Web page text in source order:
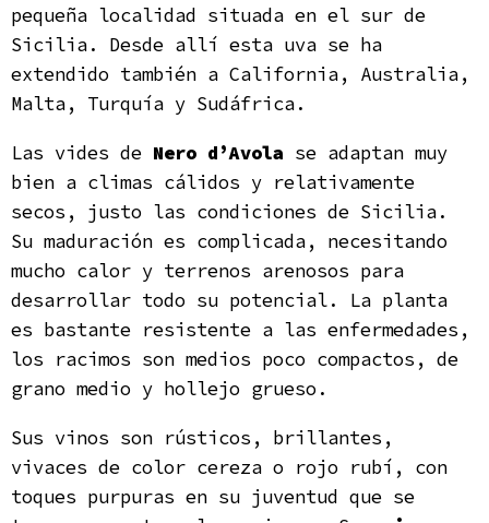
pequeña localidad situada en el sur de
Sicilia. Desde allí esta uva se ha
extendido también a California, Australia,
Malta, Turquía y Sudáfrica.
Las vides de Nero d’Avola se adaptan muy
bien a climas cálidos y relativamente
secos, justo las condiciones de Sicilia.
Su maduración es complicada, necesitando
mucho calor y terrenos arenosos para
desarrollar todo su potencial. La planta
es bastante resistente a las enfermedades,
los racimos son medios poco compactos, de
grano medio y hollejo grueso.
Sus vinos son rústicos, brillantes,
vivaces de color cereza o rojo rubí, con
toques purpuras en su juventud que se